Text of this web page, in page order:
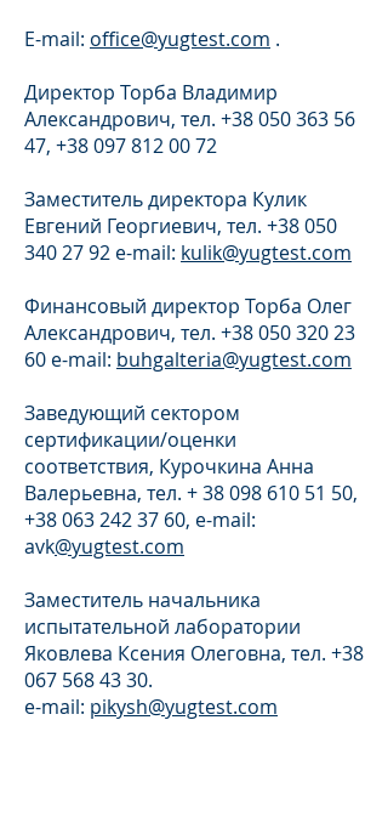
E-mail: office@yugtest.com .
Директор Торба Владимир
Александрович, тел. +38 050 363 56
47, +38 097 812 00 72
Заместитель директора Кулик
Евгений Георгиевич, тел. +38 050
340 27 92 e-mail: kulik@yugtest.com
Финансовый директор Торба Олег
Александрович, тел. +38 050 320 23
60 e-mail: buhgalteria@yugtest.com
Заведующий сектором
сертификации/оценки
соответствия, Курочкина Анна
Валерьевна, тел. +38 098 610 51 50,
+38 063 242 37 60, e-mail:
avk@yugtest.com
Заместитель начальника
испытательной лаборатории
Яковлева Ксения Олеговна, тел. +38
067 568 43 30.
e-mail: pikysh@yugtest.com